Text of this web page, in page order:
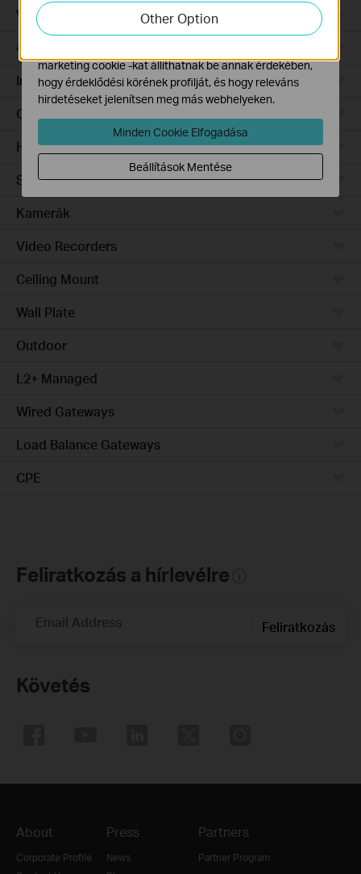
WiFi Gateways
4G/5G WiFi Gateways
Integrated Gateways
Cloud-Based
Hardware
Software
Kamerák
Video Recorders
Ceiling Mount
Wall Plate
Outdoor
L2+ Managed
Wired Gateways
Load Balance Gateways
CPE
Feliratkozás a hírlevélre
Email Address Feliratkozás
Követés
About
Corporate Profile
Press
News
Partners
Partner Program
Other Option
elemezzük weboldalunkon végzett tevékenységeit, hogy
javítsuk és módosítsuk webhelyünk működését.
marketing cookie -kat állíthatnak be annak érdekében,
hogy érdeklődési körének profilját, és hogy releváns
hirdetéseket jelenítsen meg más webhelyeken.
Minden Cookie Elfogadása
Beállítások Mentése